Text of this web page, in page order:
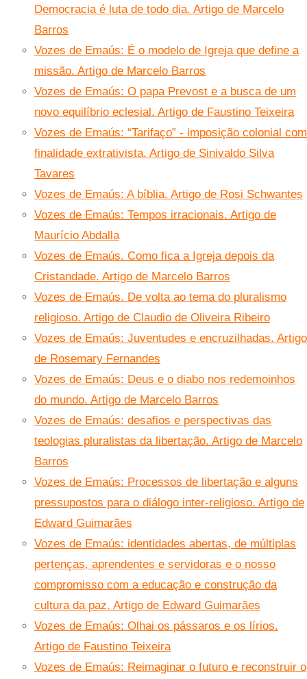
Democracia é luta de todo dia. Artigo de Marcelo
Barros
Vozes de Emaús: É o modelo de Igreja que define a
missão. Artigo de Marcelo Barros
Vozes de Emaús: O papa Prevost e a busca de um
novo equilíbrio eclesial. Artigo de Faustino Teixeira
Vozes de Emaús: “Tarifaço” - imposição colonial com
finalidade extrativista. Artigo de Sinivaldo Silva
Tavares
Vozes de Emaús: A bíblia. Artigo de Rosi Schwantes
Vozes de Emaús: Tempos irracionais. Artigo de
Maurício Abdalla
Vozes de Emaús. Como fica a Igreja depois da
Cristandade. Artigo de Marcelo Barros
Vozes de Emaús. De volta ao tema do pluralismo
religioso. Artigo de Claudio de Oliveira Ribeiro
Vozes de Emaús: Juventudes e encruzilhadas. Artigo
de Rosemary Fernandes
Vozes de Emaús: Deus e o diabo nos redemoinhos
do mundo. Artigo de Marcelo Barros
Vozes de Emaús: desafios e perspectivas das
teologias pluralistas da libertação. Artigo de Marcelo
Barros
Vozes de Emaús: Processos de libertação e alguns
pressupostos para o diálogo inter-religioso. Artigo de
Edward Guimarães
Vozes de Emaús: identidades abertas, de múltiplas
pertenças, aprendentes e servidoras e o nosso
compromisso com a educação e construção da
cultura da paz. Artigo de Edward Guimarães
Vozes de Emaús: Olhai os pássaros e os lírios.
Artigo de Faustino Teixeira
Vozes de Emaús: Reimaginar o futuro e reconstruir o